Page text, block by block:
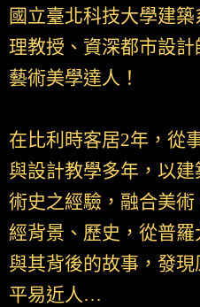
國立臺北科技大學建
理教授、資深都市設
藝術美學達人！
在比利時客居2年，從
與設計教學多年，以
術史之經驗，融合美
經背景、歷史，從普
與其背後的故事，發
平易近人…